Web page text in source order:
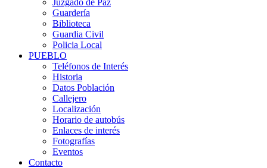
Guardería
Biblioteca
Guardia Civil
Policia Local
PUEBLO
Teléfonos de Interés
Historia
Datos Población
Callejero
Localización
Horario de autobús
Enlaces de interés
Fotografías
Eventos
Contacto